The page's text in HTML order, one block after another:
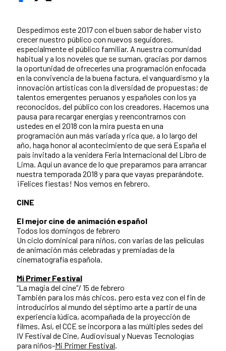
Despedimos este 2017 con el buen sabor de haber visto
crecer nuestro público con nuevos seguidores,
especialmente el público familiar. A nuestra comunidad
habitual y a los noveles que se suman, gracias por darnos
la oportunidad de ofrecerles una programación enfocada
en la convivencia de la buena factura, el vanguardismo y la
innovación artísticas con la diversidad de propuestas; de
talentos emergentes peruanos y españoles con los ya
reconocidos, del público con los creadores. Hacemos una
pausa para recargar energías y reencontrarnos con
ustedes en el 2018 con la mira puesta en una
programación aun más variada y rica que, a lo largo del
año, haga honor al acontecimiento de que será España el
país invitado a la venidera Feria Internacional del Libro de
Lima. Aquí un avance de lo que preparamos para arrancar
nuestra temporada 2018 y para que vayas preparándote.
¡Felices fiestas! Nos vemos en febrero.
CINE
El mejor cine de animación español
Todos los domingos de febrero
Un ciclo dominical para niños, con varias de las películas
de animación más celebradas y premiadas de la
cinematografía española.
Mi Primer Festival
“La magia del cine”/ 15 de febrero
También para los más chicos, pero esta vez con el fin de
introducirlos al mundo del séptimo arte a partir de una
experiencia lúdica, acompañada de la proyección de
filmes. Así, el CCE se incorpora a las múltiples sedes del
IV Festival de Cine, Audiovisual y Nuevas Tecnologías
para niños-Mi Primer Festival.